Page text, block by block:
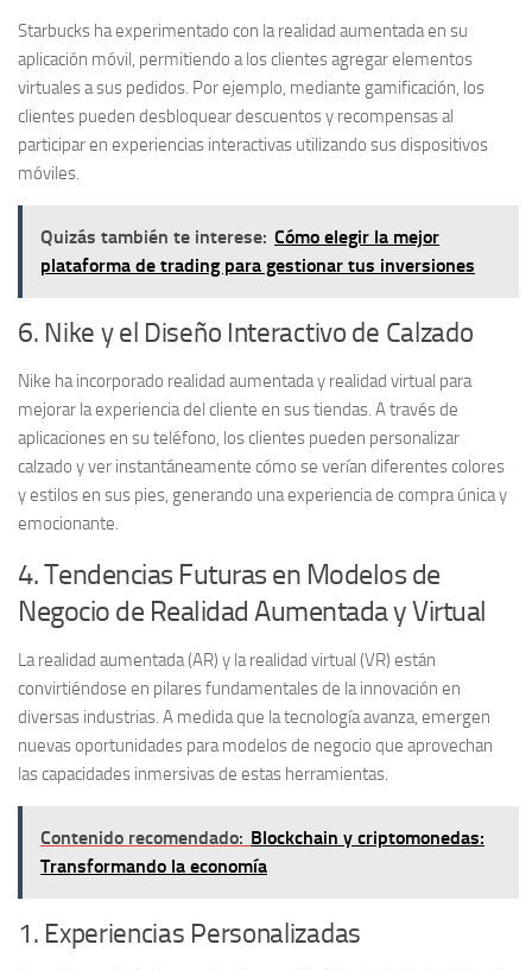
Starbucks ha experimentado con larealidad aumentadaen su
aplicación móvil, permitiendo a los clientes agregar elementos
virtuales a sus pedidos. Por ejemplo, mediante gamificación, los
clientes pueden desbloquear descuentos y recompensas al
participar en experiencias interactivas utilizando sus dispositivos
móviles.
Quizás también te interese: Cómo elegir la mejor
plataforma de trading para gestionar tus inversiones
6. Nike y el Diseño Interactivo de Calzado
Nike ha incorporado realidad aumentaday realidad virtual para
mejorar la experiencia del cliente en sus tiendas. A través de
aplicaciones en su teléfono, los clientes pueden personalizar
calzado y ver instantáneamente cómo se verían diferentes colores
y estilos en sus pies, generando una experiencia de compra única y
emocionante.
4. Tendencias Futuras en Modelos de
Negocio de Realidad Aumentada y Virtual
Larealidad aumentada (AR) y larealidad virtual (VR) están
convirtiéndose en pilares fundamentales de la innovación en
diversas industrias. A medida que la tecnología avanza, emergen
nuevas oportunidades para modelos de negocio que aprovechan
las capacidades inmersivas de estas herramientas.
Contenido recomendado: Blockchain y criptomonedas:
Transformando la economía
1. Experiencias Personalizadas